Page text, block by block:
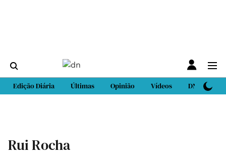
Edição Diária Últimas Opinião Vídeos DN Sport
Rui Rocha